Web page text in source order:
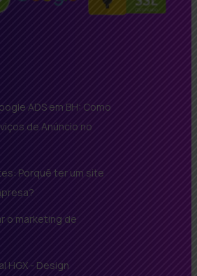
ADS em BH: Como
de Anúncio no
Porquê ter um site
o marketing de
HGX - Design